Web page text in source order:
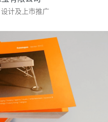
计及上市推广